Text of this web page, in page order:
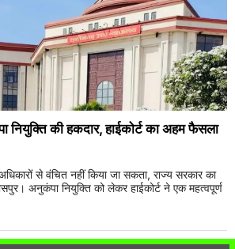
नियुक्ति की हकदार, हाईकोर्ट का अहम फैसला
से वंचित नहीं किया जा सकता, राज्य सरकार का
अनुकंपा नियुक्ति को लेकर हाईकोर्ट ने एक महत्वपूर्ण